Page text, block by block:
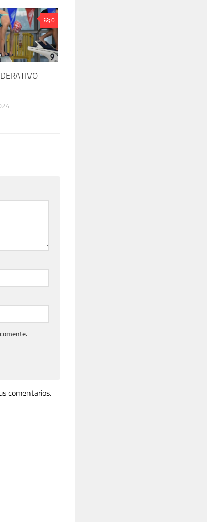
0
comentarios.